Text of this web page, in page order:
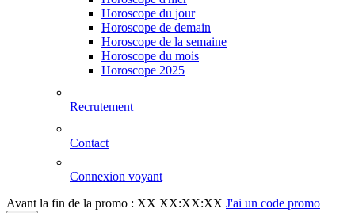
Horoscope du jour
Horoscope de demain
Horoscope de la semaine
Horoscope du mois
Horoscope 2025
Recrutement
Contact
Connexion voyant
Avant la fin de la promo : XX XX:XX:XX J'ai un code promo